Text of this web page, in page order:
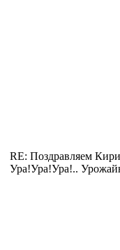
RE: Поздравляем
Ура!Ура!Ура!..